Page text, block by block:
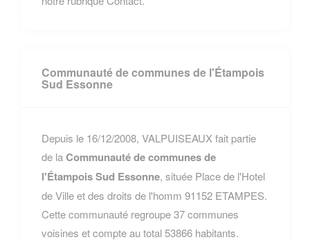
Communauté de communes de l'Étampois
Sud Essonne
Depuis le 16/12/2008, VALPUISEAUX fait partie
de laCommunauté de communes de
l'Étampois Sud Essonne, située Place de l'Hotel
de Ville et des droits de l'homm 91152 ETAMPES.
Cette communauté regroupe 37 communes
voisines et compte au total 53866 habitants.